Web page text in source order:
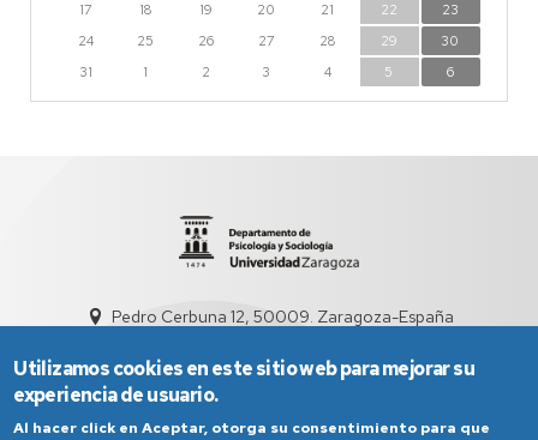
17
18 19 20 21 22
23
24
25 26 27 28 29
30
31
1 2 3 4 5 6
Pedro Cerbuna 12, 50009. Zaragoza-España
Utilizamos cookies en este sitio web para mejorar su
experiencia de usuario.
Al hacer click en Aceptar, otorga su consentimiento para que